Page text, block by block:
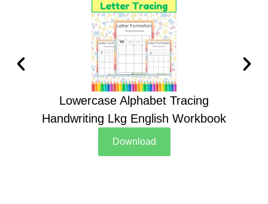
Lowercase Alphabet Tracing
Handwriting Lkg English Workbook
Download